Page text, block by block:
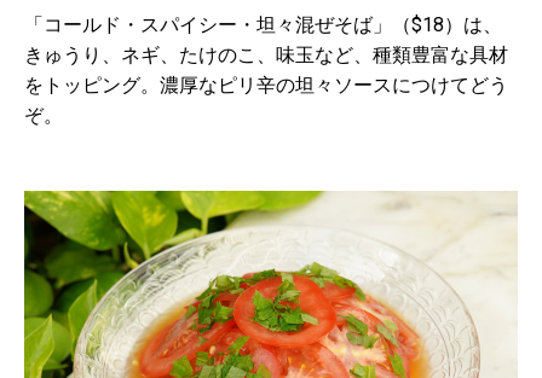
「コールド・スパイシー・坦々混ぜそば」（$18）は、
きゅうり、ネギ、たけのこ、味玉など、種類豊富な具材
をトッピング。濃厚なピリ辛の坦々ソースにつけてどう
ぞ。